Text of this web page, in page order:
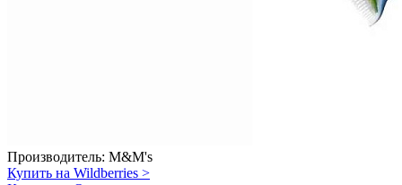
Производитель: M&M's
Купить на Wildberries >